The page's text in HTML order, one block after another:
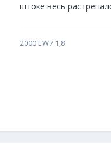
штоке весь
2000 EW7 1,8